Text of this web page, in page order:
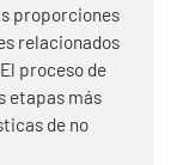
proporciones
relacionados
proceso de
etapas más
de no